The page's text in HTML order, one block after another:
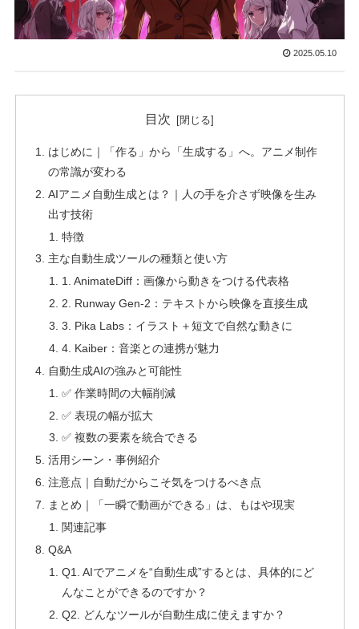
2025.05.10
目次
はじめに｜「作る」から「生成する」へ。アニメ制作
の常識が変わる
AIアニメ自動生成とは？｜人の手を介さず映像を生み
出す技術
特徴
主な自動生成ツールの種類と使い方
1. AnimateDiff：画像から動きをつける代表格
2. Runway Gen-2：テキストから映像を直接生成
3. Pika Labs：イラスト＋短文で自然な動きに
4. Kaiber：音楽との連携が魅力
自動生成AIの強みと可能性
✅ 作業時間の大幅削減
✅ 表現の幅が拡大
✅ 複数の要素を統合できる
活用シーン・事例紹介
注意点｜自動だからこそ気をつけるべき点
まとめ｜「一瞬で動画ができる」は、もはや現実
関連記事
Q&A
Q1. AIでアニメを“自動生成”するとは、具体的にど
んなことができるのですか？
Q2. どんなツールが自動生成に使えますか？